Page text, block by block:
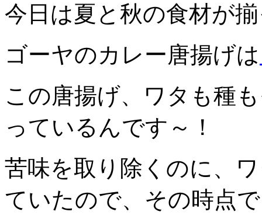
今日は夏と秋の食材が
ゴーヤのカレー唐揚げは
この唐揚げ、ワタも種
っているんです～！
苦味を取り除くのに、
ていたので、その時点